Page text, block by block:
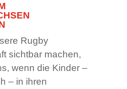
Rugby
sichtbar machen,
wenn die Kinder –
– in ihren